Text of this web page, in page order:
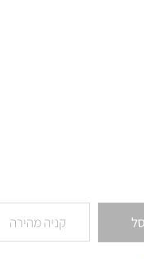
קניה מהירה